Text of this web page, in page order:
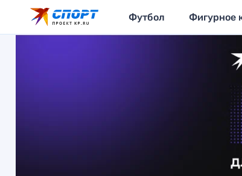
Футбол Фигурное